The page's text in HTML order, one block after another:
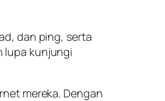
dan ping, serta
lupa kunjungi
mereka. Dengan